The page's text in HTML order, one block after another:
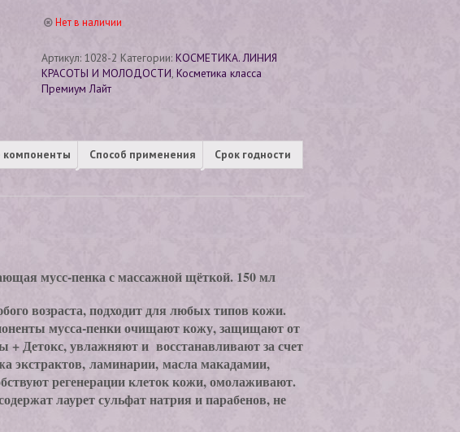
Нет в наличии
Артикул:1028-2 Категории:КОСМЕТИКА. ЛИНИЯ
КРАСОТЫ И МОЛОДОСТИ,Косметика класса
Премиум Лайт
компоненты Способ применения
Срок годности
мусс-пенка с массажной щёткой. 150 мл
возраста, подходит для любых типов кожи.
мусса-пенки очищают кожу, защищают от
Детокс, увлажняют и восстанавливают за счет
экстрактов, ламинарии, масла макадамии,
регенерации клеток кожи, омолаживают.
лаурет сульфат натрия и парабенов, не